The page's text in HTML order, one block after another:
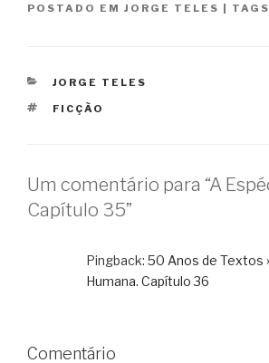
POSTADO EM JORGE TELES | TAGS
CATEGORIAS
JORGE TELES
TAGS
FICÇÃO
Um comentário para “A
Capítulo 35”
Pingback: 50 Anos de Textos
Humana. Capítulo 36
Comentário